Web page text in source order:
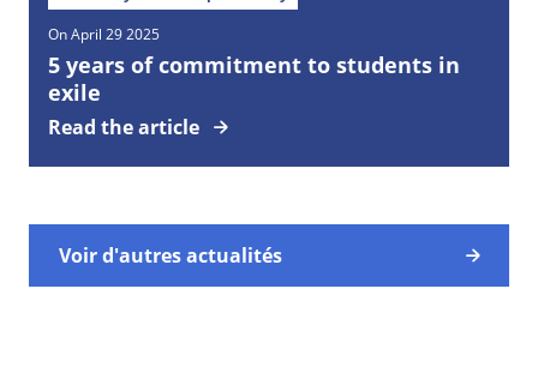
On April 29 2025
5 years of commitment to students in
exile
Read the article
Voir d'autres actualités